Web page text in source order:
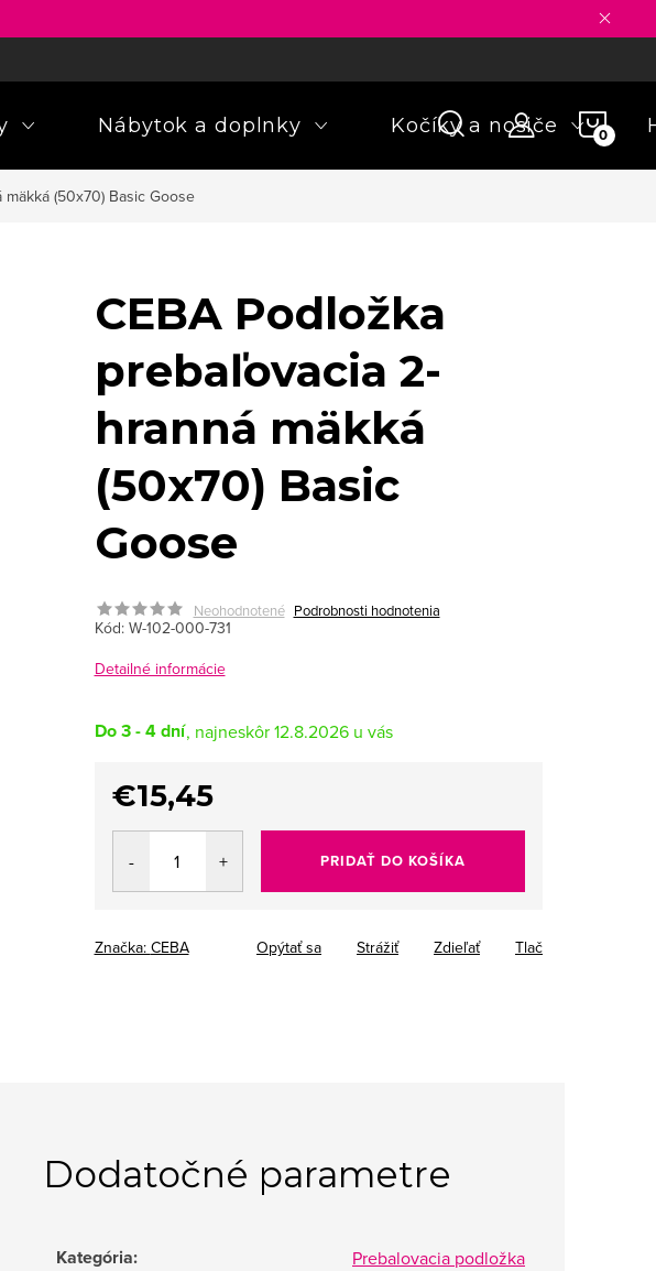
Nábytok a doplnky Kočíky a nosiče
(50x70) Basic Goose
CEBA Podložka
prebaľovacia 2-
hranná mäkká
(50x70) Basic
Goose
Neohodnotené Podrobnosti hodnotenia
Kód: W-102-000-731
Detailné informácie
Do 3 - 4 dní 12.8.2026
€15,45
Jednotková
PRIDAŤ DO KOŠÍKA
Značka: CEBA Tlač
Opýtať sa Strážiť Zdieľať
Dodatočné parametre
Kategória: Prebalovacia podložka